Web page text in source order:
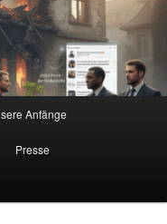
Anfänge
Presse